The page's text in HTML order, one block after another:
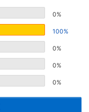
0%
100%
0%
0%
0%